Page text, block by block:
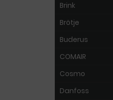
Brink
Brötje
Buderus
COMAIR
Cosmo
Danfoss